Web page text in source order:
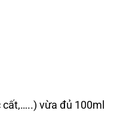
vừa đủ 100ml